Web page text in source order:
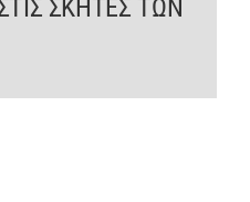
ΣΚΗΤΕΣ ΤΩΝ